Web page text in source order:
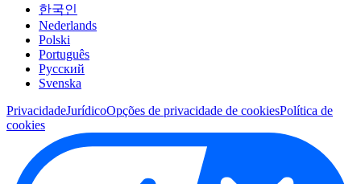
한국인
Nederlands
Polski
Português
Pусский
Svenska
PrivacidadeJurídicoOpções de privacidade de cookiesPolítica de
cookies